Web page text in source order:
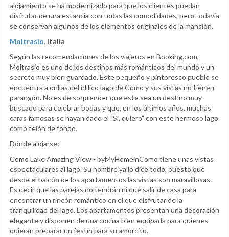
alojamiento se ha modernizado para que los clientes puedan
disfrutar de una estancia con todas las comodidades, pero todavía
se conservan algunos de los elementos originales de la mansión.
Moltrasio, Italia
Según las recomendaciones de los viajeros en Booking.com,
Moltrasio es uno de los destinos más románticos del mundo y un
secreto muy bien guardado. Este pequeño y pintoresco pueblo se
encuentra a orillas del idílico lago de Como y sus vistas no tienen
parangón. No es de sorprender que este sea un destino muy
buscado para celebrar bodas y que, en los últimos años, muchas
caras famosas se hayan dado el "Sí, quiero" con este hermoso lago
como telón de fondo.
Dónde alojarse:
Como Lake Amazing View - byMyHomeinComo tiene unas vistas
espectaculares al lago. Su nombre ya lo dice todo, puesto que
desde el balcón de los apartamentos las vistas son maravillosas.
Es decir que las parejas no tendrán ni que salir de casa para
encontrar un rincón romántico en el que disfrutar de la
tranquilidad del lago. Los apartamentos presentan una decoración
elegante y disponen de una cocina bien equipada para quienes
quieran preparar un festín para su amorcito.